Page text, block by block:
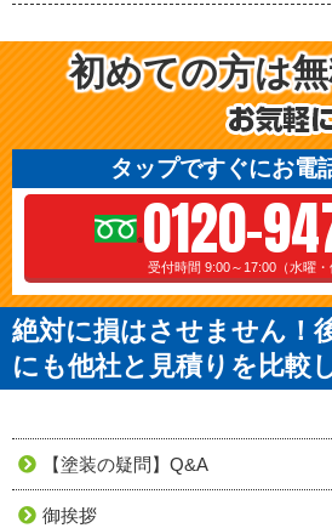
初めての方は
タップですぐにお電
0120-
受付時間 9:00～17:00（水曜・
絶対に損はさせません！
にも他社と見積りを比較
【塗装の疑問】Q&A
御挨拶